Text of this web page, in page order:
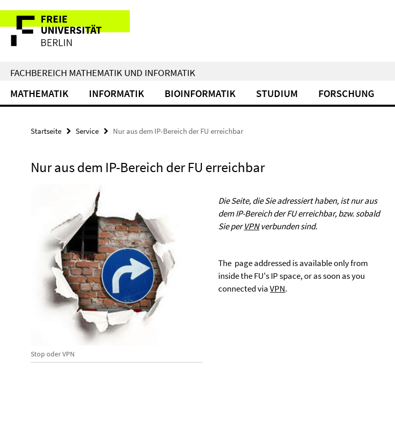
direkt
Inhalt
Service-
Navigation
FACHBEREICH MATHEMATIK UND INFORMATIK
MATHEMATIK INFORMATIK BIOINFORMATIK STUDIUM FORSCHUNG
Startseite Service Nur aus dem IP-Bereich der FU erreichbar
Nur aus dem IP-Bereich der FU erreichbar
Stop oder VPN
Die Seite, die Sie adressiert haben, ist nur aus
dem IP-Bereich der FU erreichbar, bzw. sobald
Sie perVPNverbunden sind.
The page addressed is available only from
inside the FU's IP space, or as soon as you
connected viaVPN.